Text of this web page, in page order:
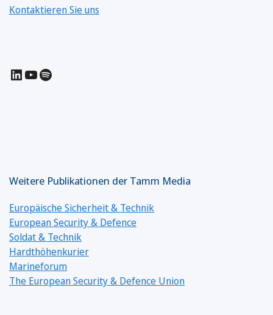
Kontaktieren Sie uns
LinkedIn
YouTube
Spotify
Weitere Publikationen der Tamm Media
Europäische Sicherheit & Technik
European Security & Defence
Soldat & Technik
Hardthöhenkurier
Marineforum
The European Security & Defence Union